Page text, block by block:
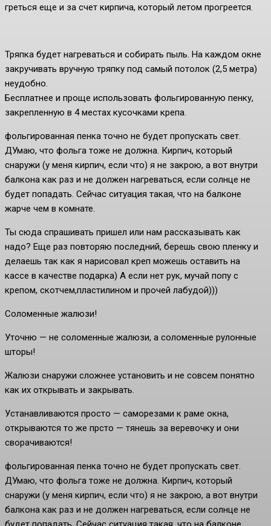
греться еще и за счет кирпича, который летом прогреется.
Тряпка будет нагреваться и собирать пыль. На каждом окне
закручивать вручную тряпку под самый потолок (2,5 метра)
неудобно.
Бесплатнее и проще использовать фольгированную пенку,
закрепленную в 4 местах кусочками крепа.
фольгированная пенка точно не будет пропускать свет.
ДУмаю, что фольга тоже не должна. Кирпич, который
снаружи (у меня кирпич, если что) я не закрою, а вот внутри
балкона как раз и не должен нагреваться, если солнце не
будет попадать. Сейчас ситуация такая, что на балконе
жарче чем в комнате.
Ты сюда спрашивать пришел или нам рассказывать как
надо? Еще раз повторяю последний, берешь свою пленку и
делаешь так как я нарисовал креп можешь оставить на
кассе в качестве подарка) А если нет рук, мучай попу с
крепом, скотчем,пластилином и прочей лабудой)))
Соломенные жалюзи!
Уточню — не соломенные жалюзи, а соломенные рулонные
шторы!
Жалюзи снаружи сложнее установить и не совсем понятно
как их открывать и закрывать.
Устанавливаются просто — саморезами к раме окна,
открываются то же прсто — тянешь за веревочку и они
сворачиваются!
фольгированная пенка точно не будет пропускать свет.
ДУмаю, что фольга тоже не должна. Кирпич, который
снаружи (у меня кирпич, если что) я не закрою, а вот внутри
балкона как раз и не должен нагреваться, если солнце не